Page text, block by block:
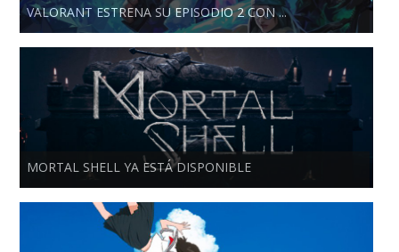
VALORANT ESTRENA SU EPISODIO 2 CON ...
MORTAL SHELL YA ESTÁ DISPONIBLE